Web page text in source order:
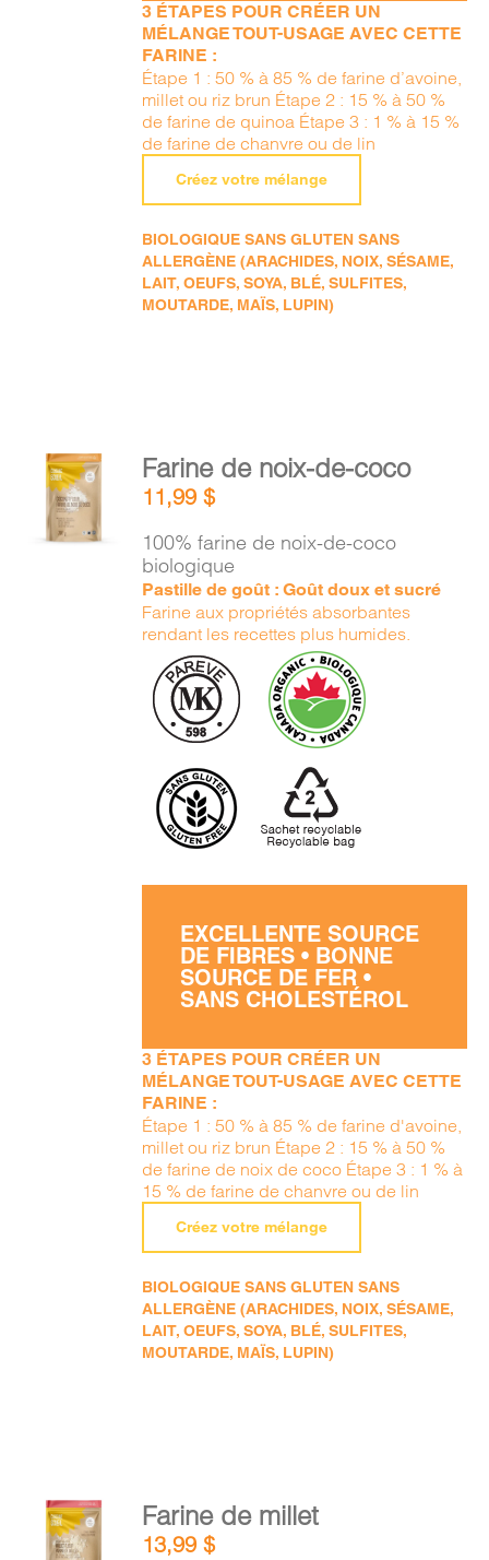
3 ÉTAPES POUR CRÉER UN
MÉLANGE TOUT-USAGE AVEC CETTE
FARINE :
Étape 1 : 50 % à 85 % de farine d’avoine,
millet ou riz brun Étape 2 : 15 % à 50 %
de farine de quinoa Étape 3 : 1 % à 15 %
de farine de chanvre ou de lin
Créez votre mélange
BIOLOGIQUE SANS GLUTEN SANS
ALLERGÈNE (ARACHIDES, NOIX, SÉSAME,
LAIT, OEUFS, SOYA, BLÉ, SULFITES,
MOUTARDE, MAÏS, LUPIN)
AJOUTER
AU
PANIER
Farine de noix-de-coco
11,99$
100% farine de noix-de-coco
biologique
Pastille de goût : Goût doux et sucré
Farine aux propriétés absorbantes
rendant les recettes plus humides.
EXCELLENTE SOURCE
DE FIBRES • BONNE
SOURCE DE FER •
SANS CHOLESTÉROL
3 ÉTAPES POUR CRÉER UN
MÉLANGE TOUT-USAGE AVEC CETTE
FARINE :
Étape 1 : 50 % à 85 % de farine d'avoine,
millet ou riz brun Étape 2 : 15 % à 50 %
de farine de noix de coco Étape 3 : 1 % à
15 % de farine de chanvre ou de lin
Créez votre mélange
BIOLOGIQUE SANS GLUTEN SANS
ALLERGÈNE (ARACHIDES, NOIX, SÉSAME,
LAIT, OEUFS, SOYA, BLÉ, SULFITES,
MOUTARDE, MAÏS, LUPIN)
AJOUTER
AU
PANIER
Farine de millet
13,99$